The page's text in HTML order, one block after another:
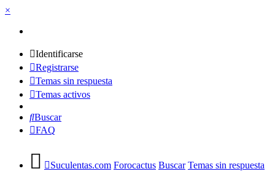
×
Identificarse
Registrarse
Temas sin respuesta
Temas activos
Buscar
FAQ
Suculentas.com Forocactus Buscar Temas sin respuesta